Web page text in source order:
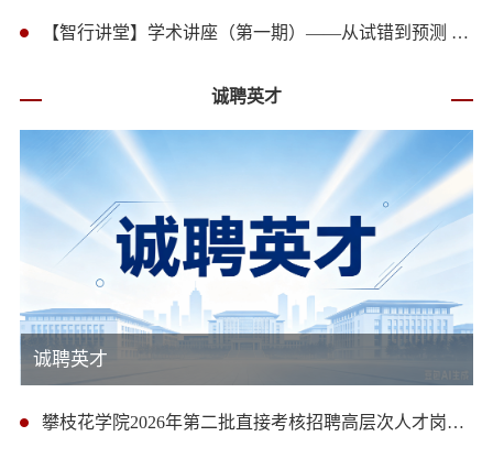
​【智行讲堂】学术讲座（第一期）——从试错到预测 以数据启智研
诚聘英才
诚聘英才
攀枝花学院2026年第二批直接考核招聘高层次人才岗位和条件要求一览表